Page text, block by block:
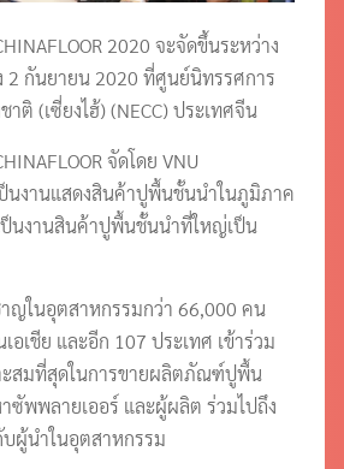
2020 จะจัดขึ้นระหว่าง
2 กันยายน 2020 ที่ศูนย์นิทรรศการ
ติ (เซี่ยงไฮ้) (NECC) ประเทศจีน
จัดโดย VNU
นงานแสดงสินค้าปูพื้นชั้นนำในภูมิภาค
ป็นงานสินค้าปูพื้นชั้นนำที่ใหญ่เป็น
ญในอุตสาหกรรมกว่า 66,000 คน
อเชีย และอีก 107 ประเทศ เข้าร่วม
ะสมที่สุดในการขายผลิตภัณฑ์ปูพื้น
ซัพพลายเออร์ และผู้ผลิต ร่วมไปถึง
บผู้นำในอุตสาหกรรม